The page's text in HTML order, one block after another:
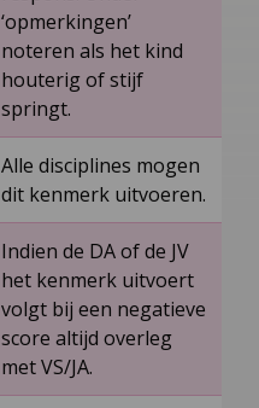
‘opmerkingen’
noteren als het kind
houterig of stijf
springt.
Alle disciplines mogen
dit kenmerk uitvoeren.
Indien de DA of de JV
het kenmerk uitvoert
volgt bij een negatieve
score altijd overleg
met VS/JA.